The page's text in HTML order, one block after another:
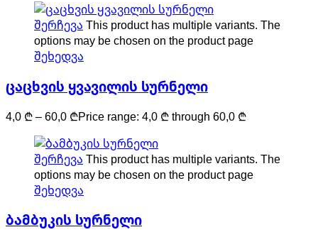
შერჩევა This product has multiple variants. The
options may be chosen on the product page
შეხედვა
ცაცხვის ყვავილის სურნელი
4,0 ₾–60,0 ₾Price range: 4,0 ₾ through 60,0 ₾
შერჩევა This product has multiple variants. The
options may be chosen on the product page
შეხედვა
ბამბუკის სურნელი